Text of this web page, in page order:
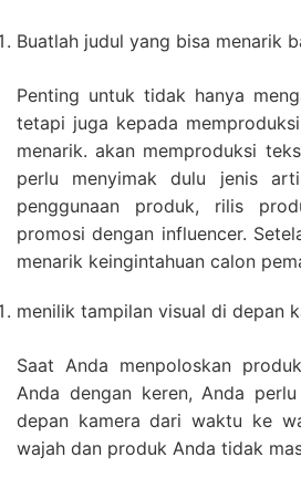
Buatlah judul yang bisa menarik
Penting untuk tidak hanya
tetapi juga kepada
menarik. akan memproduksi
perlu menyimak dulu jenis
penggunaan produk, rilis
promosi dengan influencer.
menarik keingintahuan calon
menilik tampilan visual di depan
Saat Anda menpoloskan
Anda dengan keren, Anda
depan kamera dari waktu ke
wajah dan produk Anda tidak